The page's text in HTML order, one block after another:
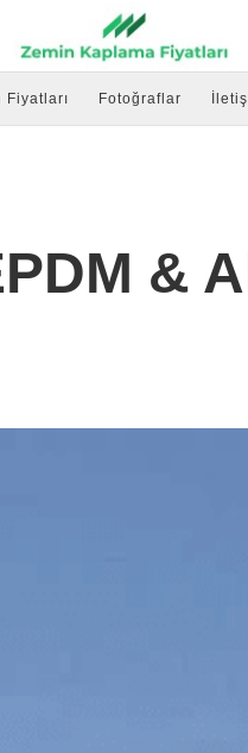
Fiyatları Fotoğraflar
&